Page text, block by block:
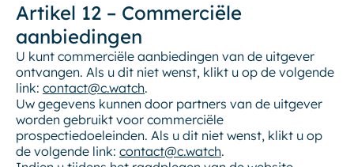
Artikel 12 – Commerciële
aanbiedingen
U kunt commerciële aanbiedingen van de uitgever
ontvangen. Als u dit niet wenst, klikt u op de volgende
link: contact@c.watch.
Uw gegevens kunnen door partners van de uitgever
worden gebruikt voor commerciële
prospectiedoeleinden. Als u dit niet wenst, klikt u op
de volgende link: contact@c.watch.